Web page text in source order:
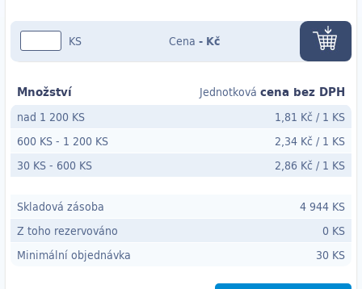
KS Cena - Kč
Množství Jednotková cena bez DPH
nad 1 200 KS 1,81 Kč / 1 KS
600 KS- 1 200 KS 2,34 Kč / 1 KS
30 KS- 600 KS 2,86 Kč / 1 KS
Skladová zásoba
4 944 KS
Z toho rezervováno
0 KS
Minimální objednávka
30 KS